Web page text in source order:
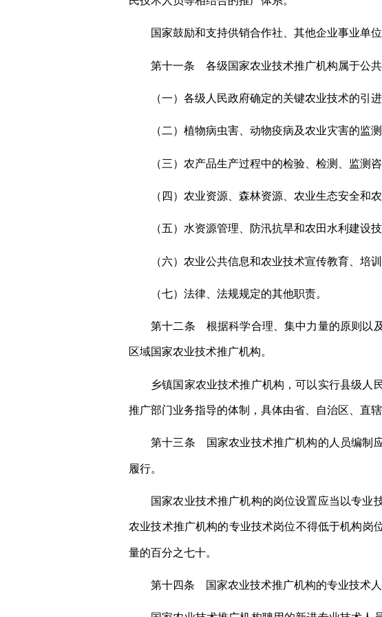
国家鼓励和支持供销合作社、其他企业事业单
第十一条 各级国家农业技术推广机构属于公共
（一）各级人民政府确定的关键农业技术的引
（二）植物病虫害、动物疫病及农业灾害的监
（三）农产品生产过程中的检验、检测、监测
（四）农业资源、森林资源、农业生态安全和
（五）水资源管理、防汛抗旱和农田水利建设技
（六）农业公共信息和农业技术宣传教育、培训
（七）法律、法规规定的其他职责。
第十二条 根据科学合理、集中力量的原则以
区域国家农业技术推广机构。
乡镇国家农业技术推广机构，可以实行县级人
推广部门业务指导的体制，具体由省、自治区、直辖
第十三条 国家农业技术推广机构的人员编制
履行。
国家农业技术推广机构的岗位设置应当以专业
农业技术推广机构的专业技术岗位不得低于机构岗
量的百分之七十。
第十四条 国家农业技术推广机构的专业技术